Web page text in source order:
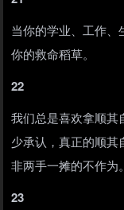
当你的学业、工作
你的救命稻草。
22
我们总是喜欢拿顺其
少承认，真正的顺
非两手一摊的不作为。
23